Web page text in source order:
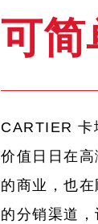
可简
CARTIER 卡
价值日日在
的商业，也
的分销渠道